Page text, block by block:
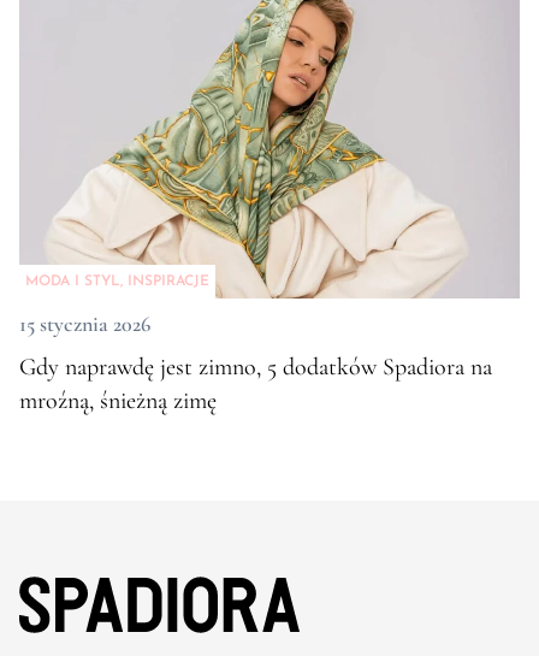
MODA I STYL, INSPIRACJE
15 stycznia 2026
Gdy naprawdę jest zimno, 5 dodatków Spadiora na
mroźną, śnieżną zimę